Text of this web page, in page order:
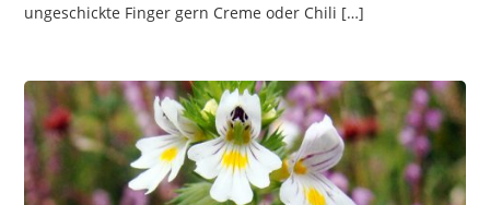
ungeschickte Finger gern Creme oder Chili […]